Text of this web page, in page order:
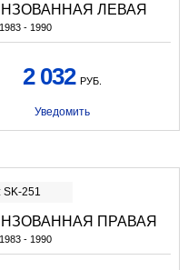
ЛЕВАЯ
1983 - 1990
2 032 РУБ.
Уведомить
251
ПРАВАЯ
1983 - 1990